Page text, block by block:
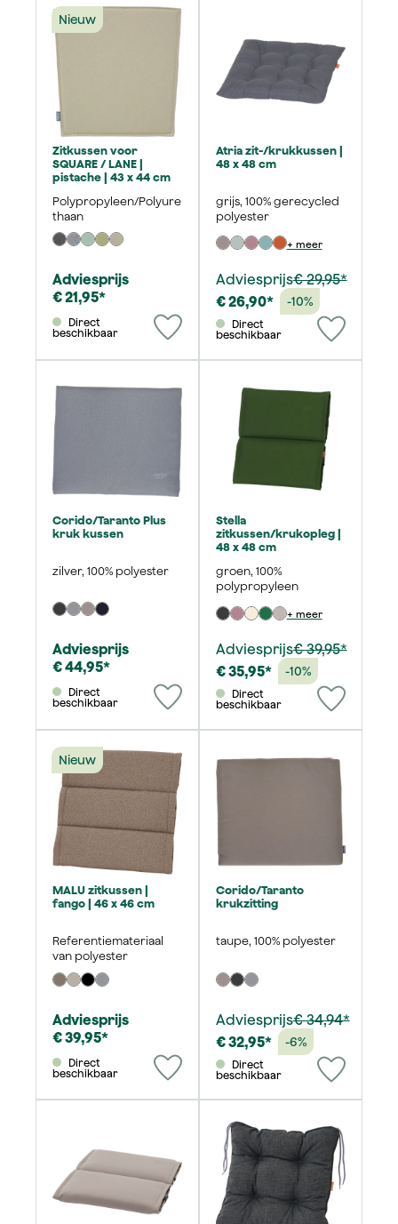
Nieuw
Zitkussen voor
SQUARE / LANE |
pistache | 43 x 44 cm
Polypropyleen/Polyure
thaan
Adviesprijs
€ 21,95*
beschikbaar
Atria zit-/krukkussen |
48 x 48 cm
grijs, 100% gerecycled
polyester
+ meer
Adviesprijs€ 29,95*
€ 26,90*
-10%
beschikbaar
Corido/Taranto Plus
kruk kussen
zilver, 100% polyester
Adviesprijs
€ 44,95*
beschikbaar
Stella
zitkussen/krukopleg |
48 x 48 cm
groen, 100%
polypropyleen
+ meer
Adviesprijs€ 39,95*
€ 35,95*
-10%
beschikbaar
Nieuw
MALU zitkussen |
fango | 46 x 46 cm
Referentiemateriaal
van polyester
Adviesprijs
€ 39,95*
beschikbaar
Corido/Taranto
krukzitting
taupe, 100% polyester
Adviesprijs€ 34,94*
€ 32,95*
-6%
beschikbaar